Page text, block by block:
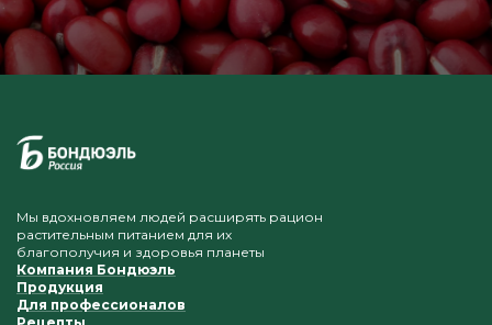
Мы вдохновляем людей расширять рацион
растительным питанием для их
благополучия и здоровья планеты
Компания Бондюэль
Продукция
Для профессионалов